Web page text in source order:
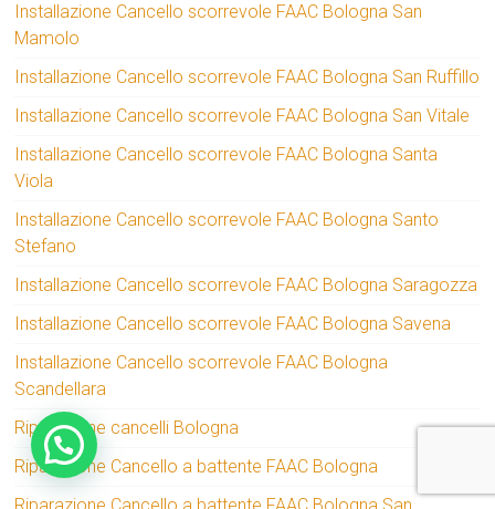
Installazione Cancello scorrevole FAAC Bologna San
Mamolo
Installazione Cancello scorrevole FAAC Bologna San Ruffillo
Installazione Cancello scorrevole FAAC Bologna San Vitale
Installazione Cancello scorrevole FAAC Bologna Santa
Viola
Installazione Cancello scorrevole FAAC Bologna Santo
Stefano
Installazione Cancello scorrevole FAAC Bologna Saragozza
Installazione Cancello scorrevole FAAC Bologna Savena
Installazione Cancello scorrevole FAAC Bologna
Scandellara
Riparazione cancelli Bologna
Riparazione Cancello a battente FAAC Bologna